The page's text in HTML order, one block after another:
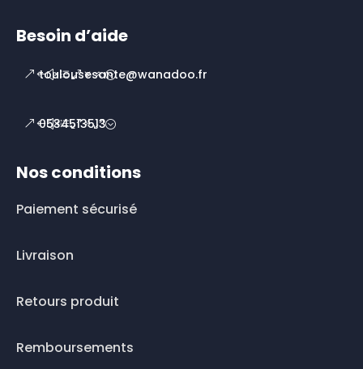
Besoin d’aide
toulousesante@wanadoo.fr
0534513513
Nos conditions
Paiement sécurisé
Livraison
Retours produit
Remboursements